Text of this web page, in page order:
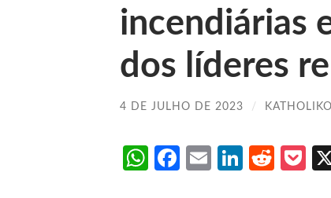
incendiárias
dos líderes
4 DE JULHO DE 2023 /
WhatsApp
Facebook
Email